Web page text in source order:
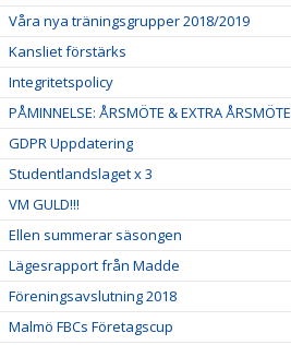
Våra nya träningsgrupper 2018/2019
Kansliet förstärks
Integritetspolicy
PÅMINNELSE: ÅRSMÖTE & EXTRA ÅRSMÖTE
GDPR Uppdatering
Studentlandslaget x 3
VM GULD!!!
Ellen summerar säsongen
Lägesrapport från Madde
Föreningsavslutning 2018
Malmö FBCs Företagscup